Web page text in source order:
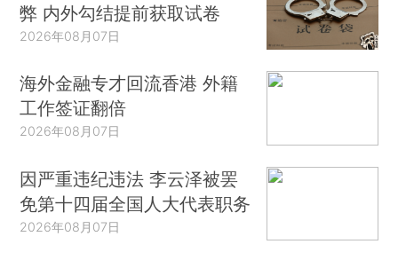
弊 内外勾结提前获取试卷
2026年08月07日
海外金融专才回流香港 外籍
工作签证翻倍
2026年08月07日
因严重违纪违法 李云泽被罢
免第十四届全国人大代表职务
2026年08月07日